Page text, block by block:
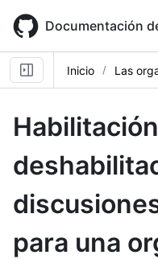
main
content
Documentación
Inicio Las
para una